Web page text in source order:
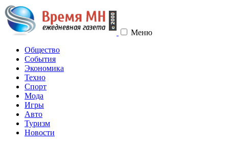
Меню
Общество
События
Экономика
Техно
Спорт
Мода
Игры
Авто
Туризм
Новости